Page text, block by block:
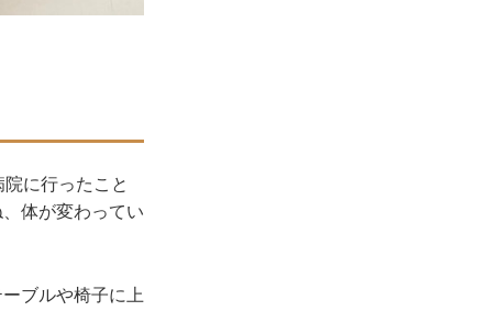
に行ったこと
体が変わってい
ブルや椅子に上